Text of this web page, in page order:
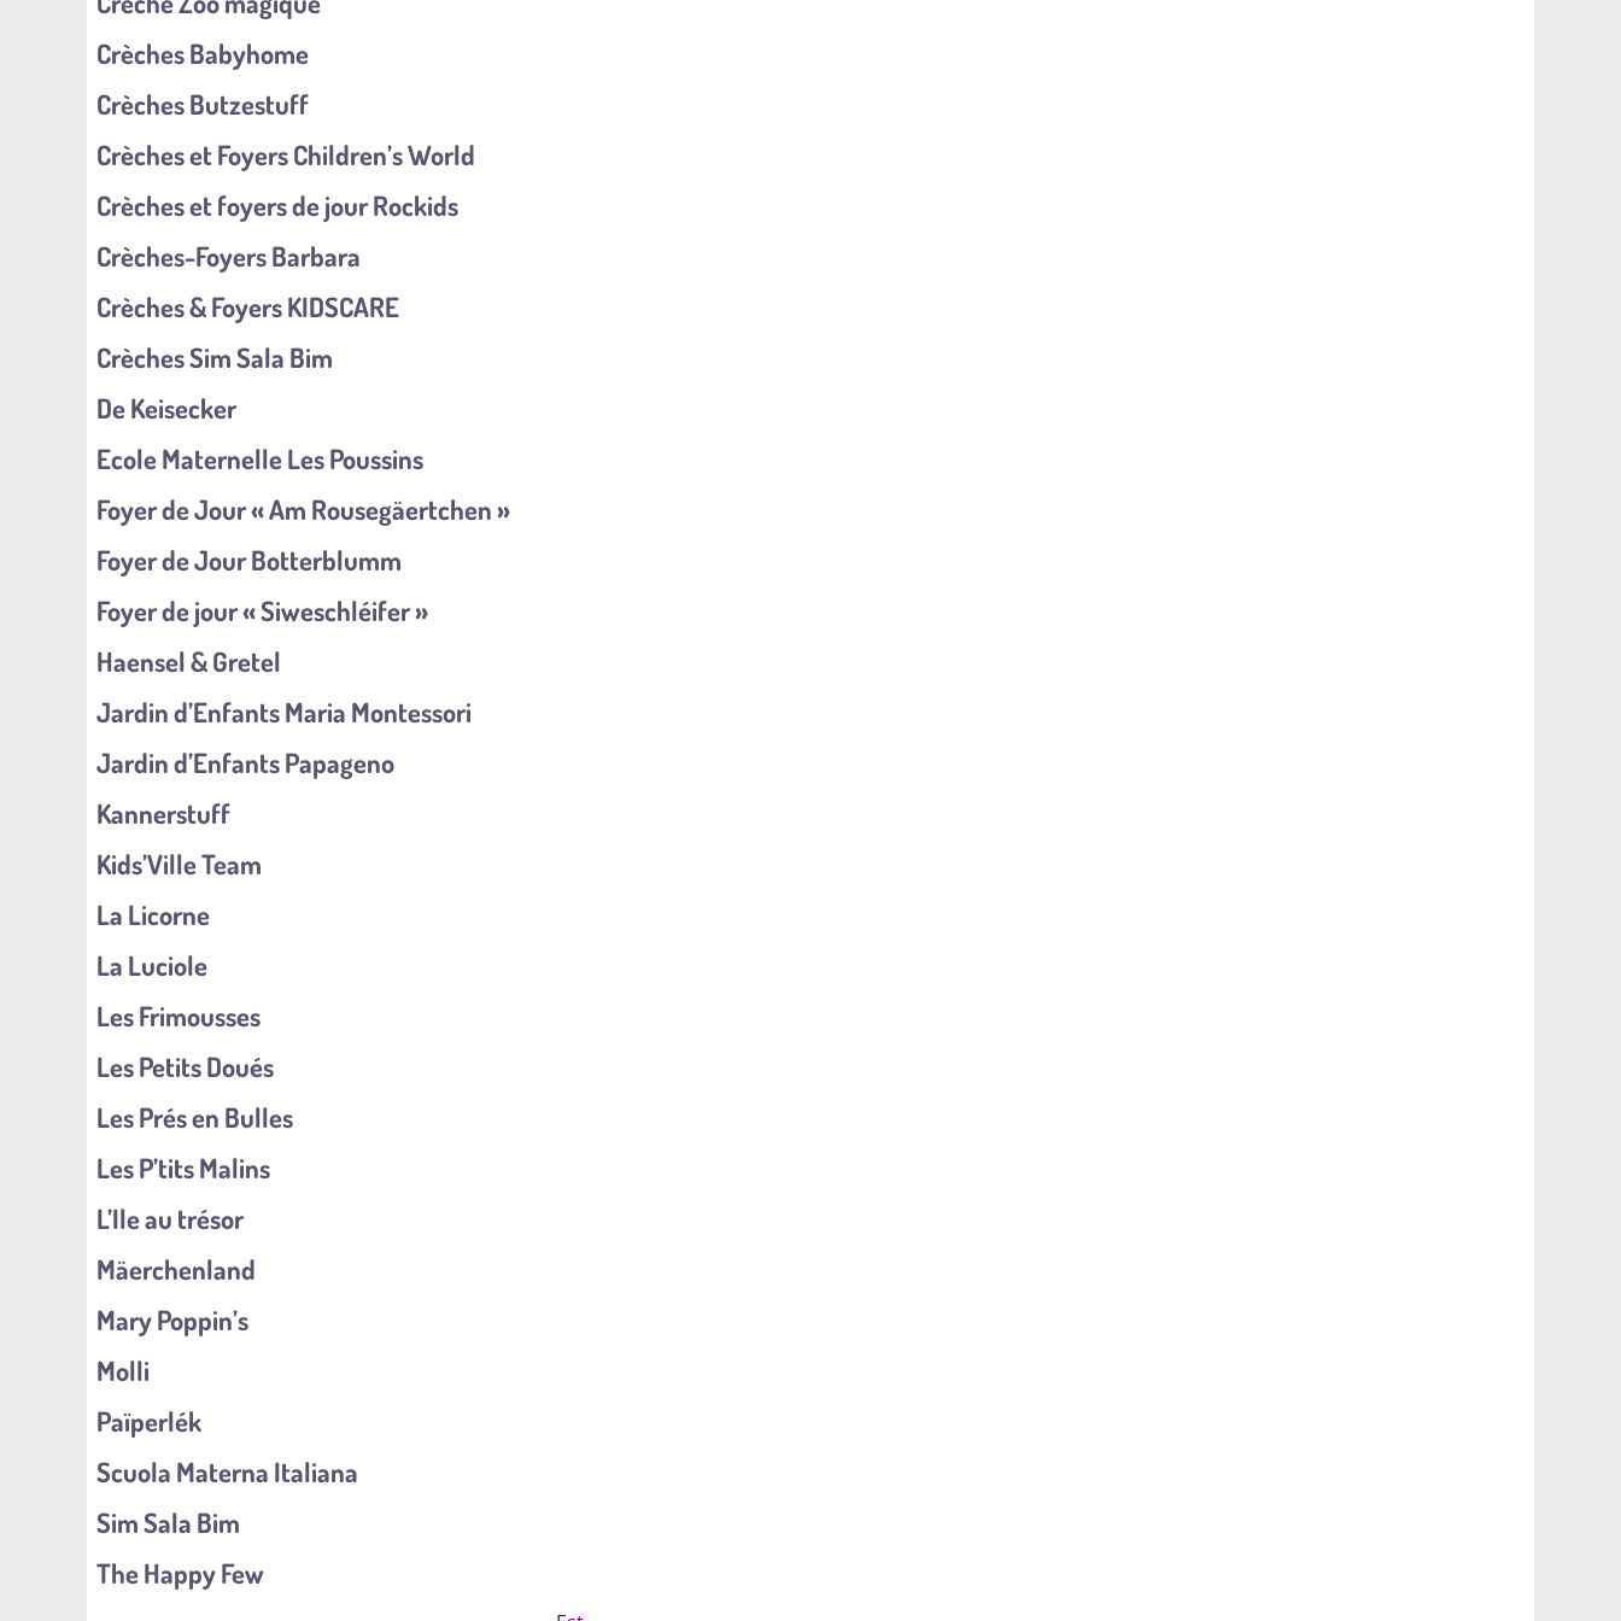
Crèches Babyhome
Crèches Butzestuff
Crèches et Foyers Children’s World
Crèches et foyers de jour Rockids
Crèches-Foyers Barbara
Crèches & Foyers KIDSCARE
Crèches Sim Sala Bim
De Keisecker
Ecole Maternelle Les Poussins
Foyer de Jour « Am Rousegäertchen »
Foyer de Jour Botterblumm
Foyer de jour « Siweschléifer »
Haensel & Gretel
Jardin d’Enfants Maria Montessori
Jardin d’Enfants Papageno
Kannerstuff
Kids’Ville Team
La Licorne
La Luciole
Les Frimousses
Les Petits Doués
Les Prés en Bulles
Les P’tits Malins
L’Ile au trésor
Mäerchenland
Mary Poppin’s
Molli
Païperlék
Scuola Materna Italiana
Sim Sala Bim
The Happy Few